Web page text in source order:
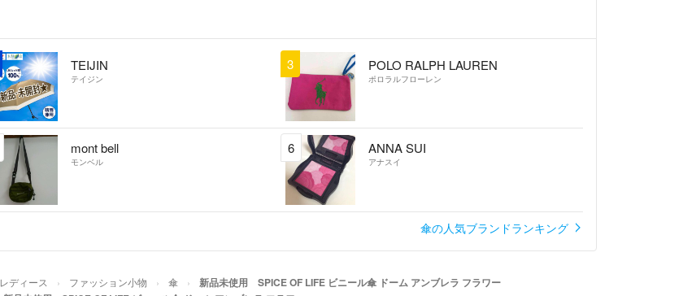
TEIJIN
テイジン
3 POLO RALPH LAUREN
ポロラルフローレン
mont bell
モンベル
6 ANNA SUI
アナスイ
傘の人気ブランドランキング
レディース ファッション小物 傘 新品未使用 SPICE OF LIFE ビニール傘 ドーム アンブレラ フラワー